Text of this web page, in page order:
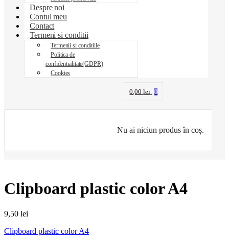
Despre noi
Contul meu
Contact
Termeni si conditii
Termenii si conditiile
Politica de
confidentialitate(GDPR)
Cookies
0,00lei 0
Nu ai niciun produs în coș.
Clipboard plastic color A4
9,50 lei
Clipboard plastic color A4